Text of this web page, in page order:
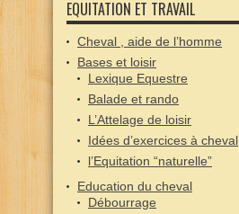
EQUITATION ET TRAVAIL
Cheval , aide de l’homme
Bases et loisir
Lexique Equestre
Balade et rando
L’Attelage de loisir
Idées d’exercices à cheval
l’Equitation “naturelle”
Education du cheval
Débourrage